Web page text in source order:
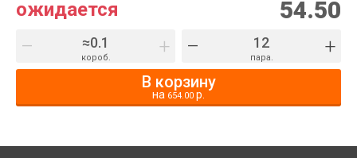
ожидается 54.50
– короб. + – пара. +
В корзину
на 654.00 р.